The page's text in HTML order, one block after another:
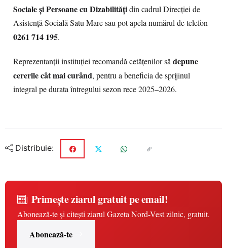
Sociale și Persoane cu Dizabilitățidin cadrul Direcției de
Asistență Socială Satu Mare sau pot apela numărul de telefon
0261 714 195.
Reprezentanții instituției recomandă cetățenilor sădepune
cererile cât mai curând, pentru a beneficia de sprijinul
integral pe durata întregului sezon rece 2025–2026.
Distribuie:
Primește ziarul gratuit pe email!
Abonează-te și citești ziarul Gazeta Nord-Vest zilnic, gratuit.
Abonează-te